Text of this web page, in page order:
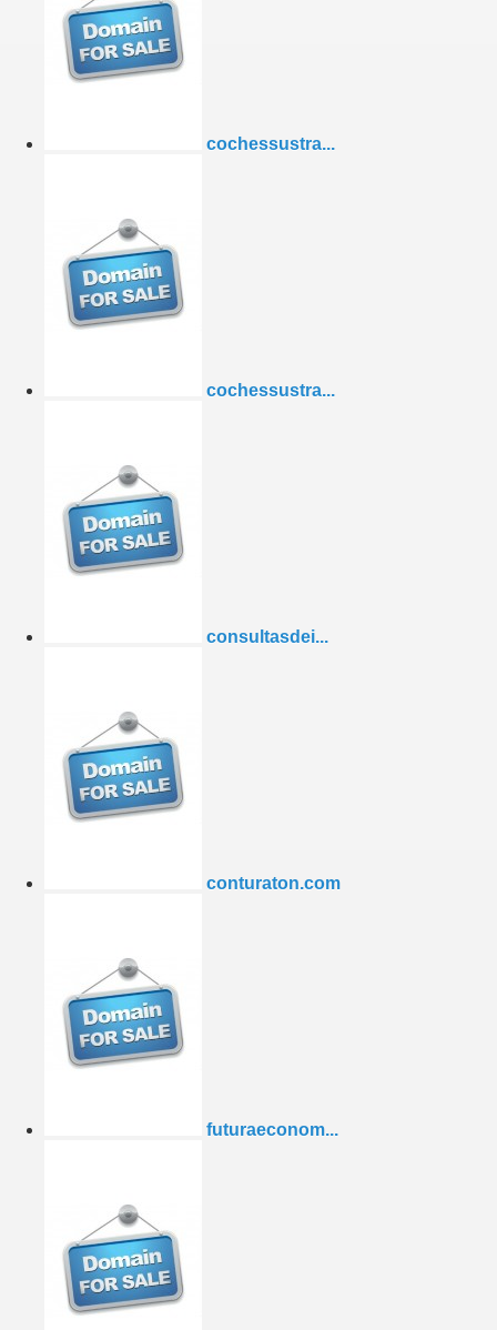
cochessustra...
cochessustra...
consultasdei...
conturaton.com
futuraeconom...